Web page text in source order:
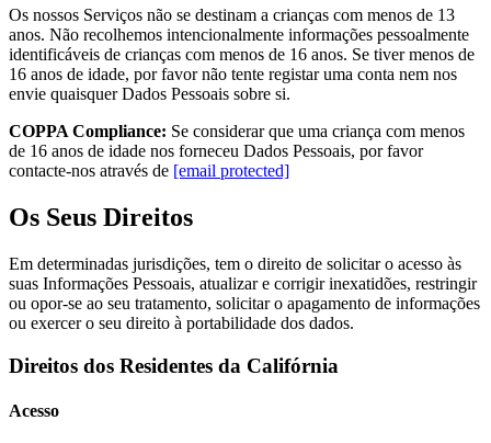
Os nossos Serviços não se destinam a crianças com menos de 13
anos. Não recolhemos intencionalmente informações pessoalmente
identificáveis de crianças com menos de 16 anos. Se tiver menos de
16 anos de idade, por favor não tente registar uma conta nem nos
envie quaisquer Dados Pessoais sobre si.
COPPA Compliance: Se considerar que uma criança com menos
de 16 anos de idade nos forneceu Dados Pessoais, por favor
contacte-nos através de [email protected]
Os Seus Direitos
Em determinadas jurisdições, tem o direito de solicitar o acesso às
suas Informações Pessoais, atualizar e corrigir inexatidões, restringir
ou opor-se ao seu tratamento, solicitar o apagamento de informações
ou exercer o seu direito à portabilidade dos dados.
Direitos dos Residentes da Califórnia
Acesso